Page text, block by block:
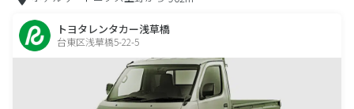
トヨタレンタカー浅草橋
台東区浅草橋5-22-5